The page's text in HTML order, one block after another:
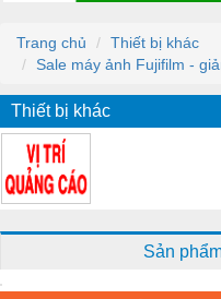
Trang chủ
Thiết bị khác
Sale máy ảnh Fujifilm -
Thiết bị khác
Sản